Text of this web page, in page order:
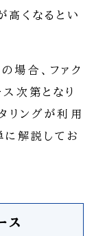
高くなるとい
場合、ファク
次第となり
リングが利用
に解説してお
ス